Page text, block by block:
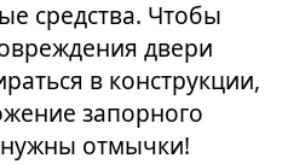
средства. Чтобы
двери
в конструкции,
запорного
отмычки!